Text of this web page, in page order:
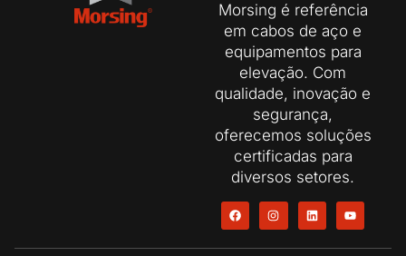
Morsing é referência
em cabos de aço e
equipamentos para
elevação. Com
qualidade, inovação e
segurança,
oferecemos soluções
certificadas para
diversos setores.